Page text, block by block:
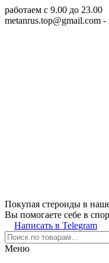
работаем c 9.00 до 23.00
metanrus.top@gmail.com -
Покупая стероиды в
Вы помогаете себе в
Написать в Telegram
Меню